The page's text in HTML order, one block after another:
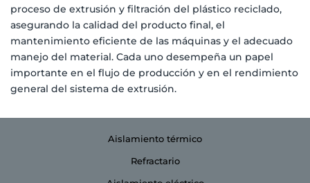
proceso de extrusión y filtración del plástico reciclado,
asegurando la calidad del producto final, el
mantenimiento eficiente de las máquinas y el adecuado
manejo del material. Cada uno desempeña un papel
importante en el flujo de producción y en el rendimiento
general del sistema de extrusión.
Aislamiento térmico
Refractario